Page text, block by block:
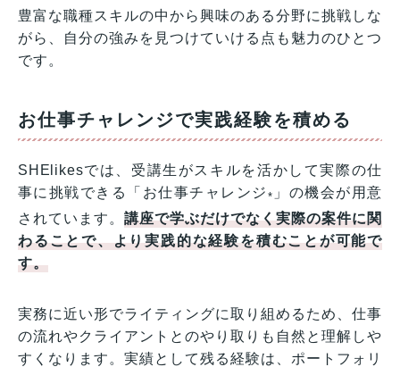
豊富な職種スキルの中から興味のある分野に挑戦しな
がら、自分の強みを見つけていける点も魅力のひとつ
です。
お仕事チャレンジで実践経験を積める
SHElikesでは、受講生がスキルを活かして実際の仕
事に挑戦できる「お仕事チャレンジ * 」の機会が用意
されています。講座で学ぶだけでなく実際の案件に関
わることで、より実践的な経験を積むことが可能で
す。
実務に近い形でライティングに取り組めるため、仕事
の流れやクライアントとのやり取りも自然と理解しや
すくなります。実績として残る経験は、ポートフォリ